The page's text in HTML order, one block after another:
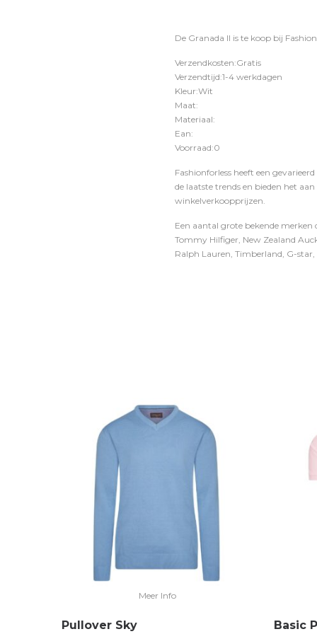
De Granada II is te koop bij
Verzendkosten:Gratis
Verzendtijd:1-4 werkdagen
Kleur:Wit
Maat:
Materiaal:
Ean:
Voorraad:0
Fashionforless heeft een
de laatste trends en bieden het
winkelverkoopprijzen.
Een aantal grote bekende merken
Tommy Hilfiger, New Zealand
Ralph Lauren, Timberland, G-star,
Meer Info
Pullover Sky Basic